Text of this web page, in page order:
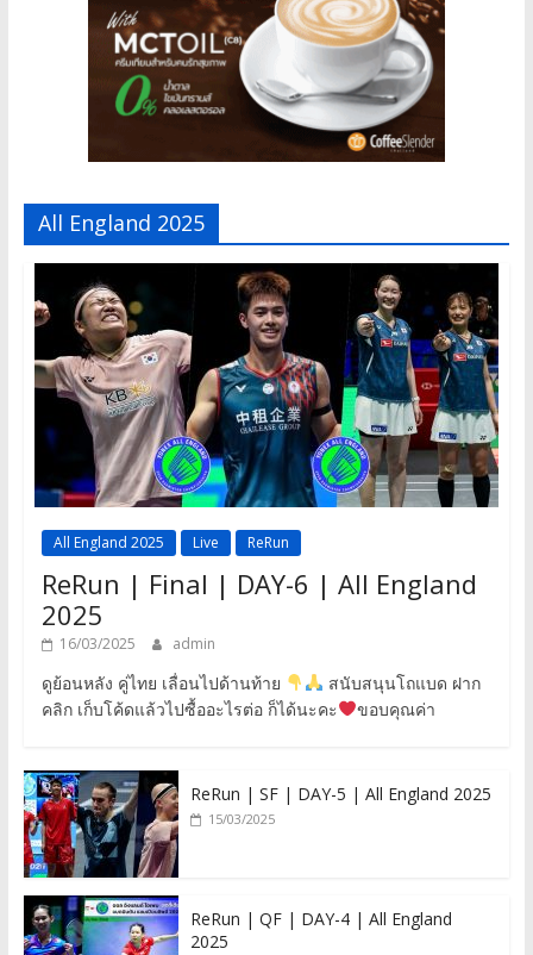
All England 2025
All England 2025 Live ReRun
ReRun | Final | DAY-6 | All England
2025
16/03/2025 admin
ดูย้อนหลัง คู่ไทย เลื่อนไปด้านท้าย
สนับสนุนโถแบด ฝาก
คลิก เก็บโค้ดแล้วไปซื้ออะไรต่อ ก็ได้นะคะ
ขอบคุณค่า
ReRun | SF | DAY-5 | All England 2025
15/03/2025
ReRun | QF | DAY-4 | All England
2025